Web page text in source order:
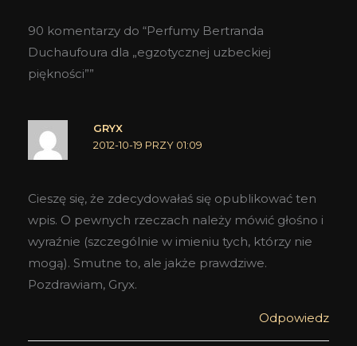
90 komentarzy do “Perfumy Bertranda
Duchaufoura dla „egzotycznej uzbeckiej
piękności””
GRYX
2012-10-19 PRZY 01:09
Cieszę się, że zdecydowałaś się opublikować ten
wpis. O pewnych rzeczach należy mówić głośno i
wyraźnie (szczególnie w imieniu tych, którzy nie
mogą). Smutne to, ale jakże prawdziwe.
Pozdrawiam, Gryx.
Odpowiedz